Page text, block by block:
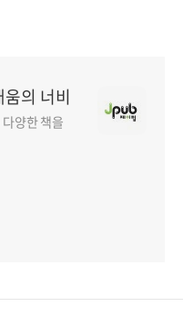
의 너비
양한 책을